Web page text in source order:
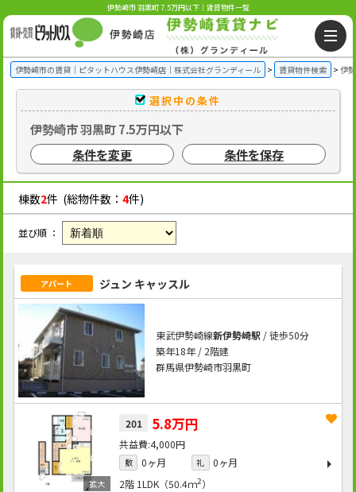
伊勢崎市 羽黒町 7.5万円以下｜賃貸物件一覧
伊勢崎市の賃貸｜ピタットハウス伊勢崎店｜株式会社グランディール 賃貸物件検索 伊
選択中の条件
伊勢崎市 羽黒町 7.5万円以下
条件を変更
条件を保存
棟数2件 (総物件数： 4件)
並び順 ：
アパート ジュン キャッスル
東武伊勢崎線新伊勢崎駅/ 徒歩50分
築年18年 / 2階建
群馬県伊勢崎市羽黒町
201 5.8万円
4,000円
敷 0ヶ月 礼
0ヶ月
2階 1LDK（50.4ｍ2）